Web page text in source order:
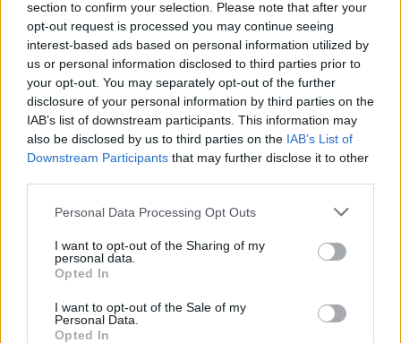
section to confirm your selection. Please note that after your
opt-out request is processed you may continue seeing
interest-based ads based on personal information utilized by
us or personal information disclosed to third parties prior to
your opt-out. You may separately opt-out of the further
disclosure of your personal information by third parties on the
IAB’s list of downstream participants. This information may
also be disclosed by us to third parties on the IAB’s List of
Downstream Participants that may further disclose it to other
Please note that this website/app uses one or more Google
not limited to your visit or usage behaviour. You may click to
grant or deny consent to Google and its third-party tags to
use your data for below specified purposes in below Google
consent section.
Personal Data Processing Opt Outs
I want to opt-out of the Sharing of my
personal data.
Opted In
I want to opt-out of the Sale of my
Personal Data.
Opted In
ALZHEIMER-KÓR
#BETEGSÉG #KOGNITÍV HANYATLÁS #LÁTÁSROMLÁS
#LÁTÁS #LÁTÁSKÁROSODÁS #SZEMVIZSGÁLAT
TANULMÁNY
Népszerű